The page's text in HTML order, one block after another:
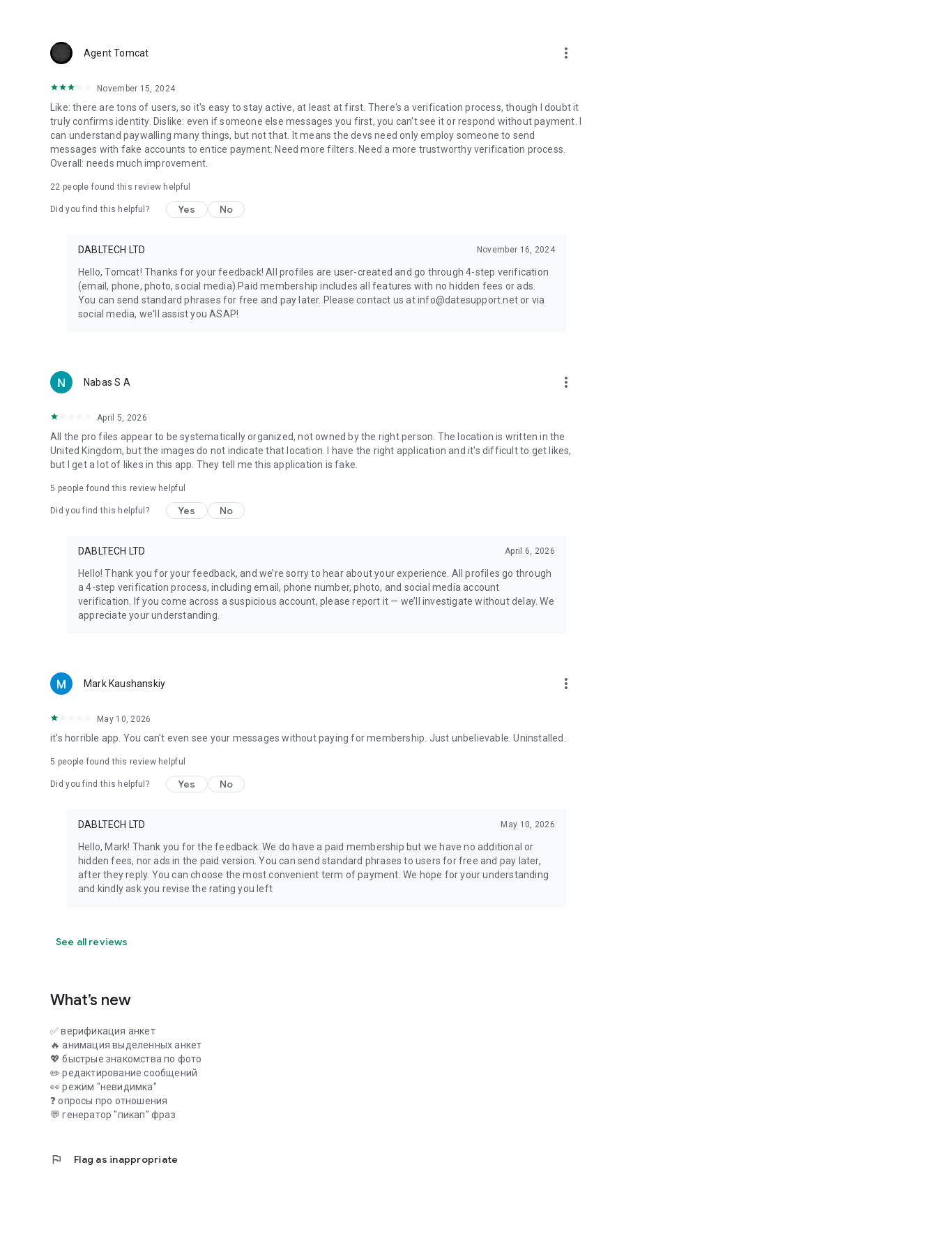
Agent Tomcat more_vert
November 15, 2024
Like: there are tons of users, so it's easy to stay active, at least at first. There's a verification process, though I doubt it
truly confirms identity. Dislike: even if someone else messages you first, you can't see it or respond without payment. I
can understand paywalling many things, but not that. It means the devs need only employ someone to send
messages with fake accounts to entice payment. Need more filters. Need a more trustworthy verification process.
Overall: needs much improvement.
22 people found this review helpful
Did you find this helpful? Yes No
DABLTECH LTD November 16, 2024
Hello, Tomcat! Thanks for your feedback! All profiles are user-created and go through 4-step verification
(email, phone, photo, social media).Paid membership includes all features with no hidden fees or ads.
You can send standard phrases for free and pay later. Please contact us at info@datesupport.net or via
social media, we'll assist you ASAP!
Nabas S A more_vert
April 5, 2026
All the pro files appear to be systematically organized, not owned by the right person. The location is written in the
United Kingdom, but the images do not indicate that location. I have the right application and it's difficult to get likes,
but I get a lot of likes in this app. They tell me this application is fake.
5 people found this review helpful
Did you find this helpful? Yes No
DABLTECH LTD April 6, 2026
Hello! Thank you for your feedback, and we’re sorry to hear about your experience. All profiles go through
a 4-step verification process, including email, phone number, photo, and social media account
verification. If you come across a suspicious account, please report it — we’ll investigate without delay. We
appreciate your understanding.
Mark Kaushanskiy more_vert
May 10, 2026
it's horrible app. You can't even see your messages without paying for membership. Just unbelievable. Uninstalled.
5 people found this review helpful
Did you find this helpful? Yes No
DABLTECH LTD May 10, 2026
Hello, Mark! Thank you for the feedback. We do have a paid membership but we have no additional or
hidden fees, nor ads in the paid version. You can send standard phrases to users for free and pay later,
after they reply. You can choose the most convenient term of payment. We hope for your understanding
and kindly ask you revise the rating you left
See all reviews
What’s new
✅ верификация анкет
🔥 анимация выделенных анкет
💖 быстрые знакомства по фото
✏️ редактирование сообщений
👀 режим "невидимка"
❓ опросы про отношения
💬 генератор "пикап" фраз
flag Flag as inappropriate